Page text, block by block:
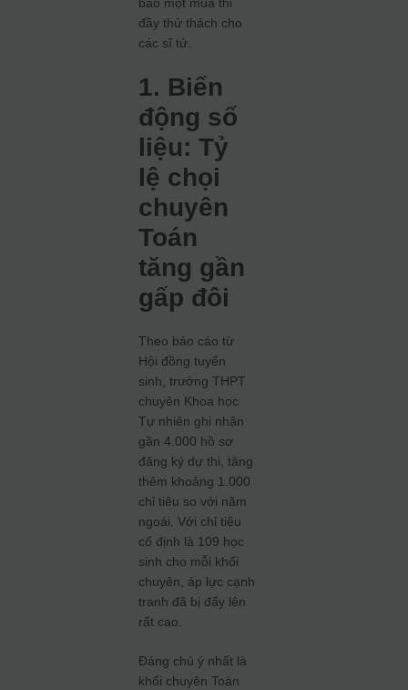
đầy thử thách cho
các sĩ tử.
1. Biến
động số
liệu: Tỷ
lệ chọi
chuyên
Toán
tăng gần
gấp đôi
Theo báo cáo từ
Hội đồng tuyển
sinh, trường THPT
chuyên Khoa học
Tự nhiên ghi nhận
gần 4.000 hồ sơ
đăng ký dự thi, tăng
thêm khoảng 1.000
chỉ tiêu so với năm
ngoái. Với chỉ tiêu
cố định là 109 học
sinh cho mỗi khối
chuyên, áp lực cạnh
tranh đã bị đẩy lên
rất cao.
Đáng chú ý nhất là
khối chuyên Toán